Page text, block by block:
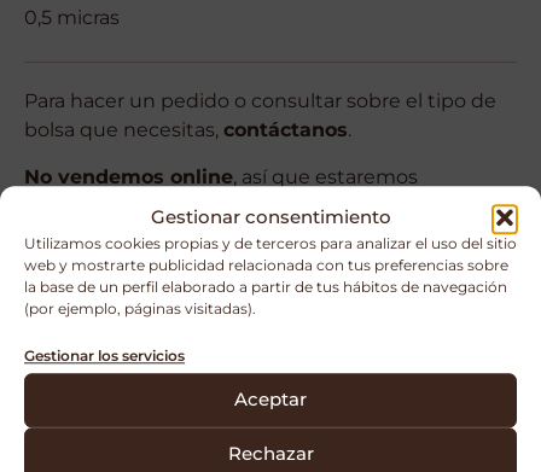
Gestionar consentimiento
Utilizamos cookies propias y de terceros para analizar el uso del sitio
web y mostrarte publicidad relacionada con tus preferencias sobre
la base de un perfil elaborado a partir de tus hábitos de navegación
(por ejemplo, páginas visitadas).
Gestionar los servicios
Aceptar
Rechazar
0,5 micras
Para hacer un pedido o consultar sobre el tipo de
bolsa que necesitas, contáctanos.
No vendemos online, así que estaremos
encantados de ayudarte personalmente a elegir la
opción perfecta para tu proyecto.
Contáctame
Características Modo de uso